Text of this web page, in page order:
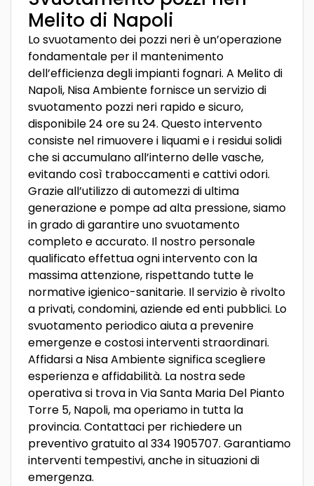
Melito di Napoli
Lo svuotamento dei pozzi neri è un’operazione
fondamentale per il mantenimento
dell’efficienza degli impianti fognari. A Melito di
Napoli, Nisa Ambiente fornisce un servizio di
svuotamento pozzi neri rapido e sicuro,
disponibile 24 ore su 24. Questo intervento
consiste nel rimuovere i liquami e i residui solidi
che si accumulano all’interno delle vasche,
evitando così traboccamenti e cattivi odori.
Grazie all’utilizzo di automezzi di ultima
generazione e pompe ad alta pressione, siamo
in grado di garantire uno svuotamento
completo e accurato. Il nostro personale
qualificato effettua ogni intervento con la
massima attenzione, rispettando tutte le
normative igienico-sanitarie. Il servizio è rivolto
a privati, condomini, aziende ed enti pubblici. Lo
svuotamento periodico aiuta a prevenire
emergenze e costosi interventi straordinari.
Affidarsi a Nisa Ambiente significa scegliere
esperienza e affidabilità. La nostra sede
operativa si trova in Via Santa Maria Del Pianto
Torre 5, Napoli, ma operiamo in tutta la
provincia. Contattaci per richiedere un
preventivo gratuito al 334 1905707. Garantiamo
interventi tempestivi, anche in situazioni di
emergenza.